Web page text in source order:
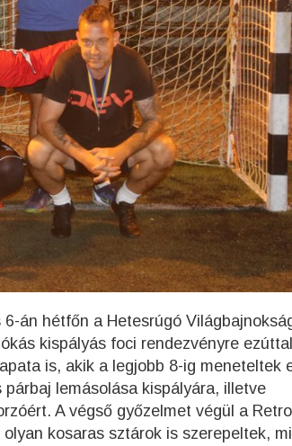
án hétfőn a Hetesrúgó
kispályás foci rendezvényre ezúttal
is, akik a legjobb 8-ig meneteltek
lemásolása kispályára, illetve
A végső győzelmet végül a Retro
kosaras sztárok is szerepeltek,